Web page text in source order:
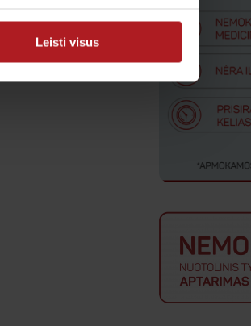
Leisti visus